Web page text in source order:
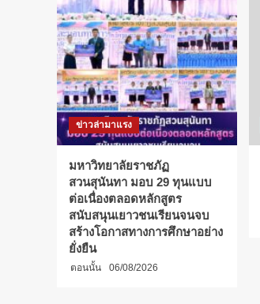
คว้า
แชมป์
กอล์ฟ
บุคคล
ชาย
พร้อม
รางวัล
นักกีฬา
ดี
เด่น
ศึก
ปัญญา
ชน
“อินทนิล
เกมส์”
ข่าวล่ามาแรง
มหาวิทยาลัยราชภัฏ
สวนสุนันทา มอบ 29 ทุนแบบ
ต่อเนื่องตลอดหลักสูตร
สนับสนุนเยาวชนเรียนจนจบ
สร้างโอกาสทางการศึกษาอย่าง
ยั่งยืน
ตอนนั้น 06/08/2026